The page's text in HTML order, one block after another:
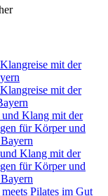
mit der
mit der
Klang mit der
für Körper und
Klang mit der
für Körper und
Pilates im Gut